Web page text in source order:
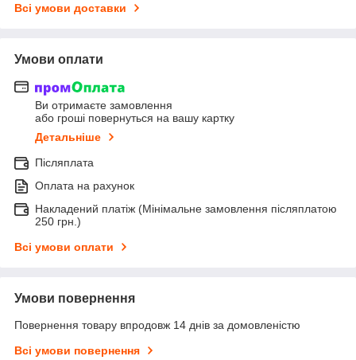
Всі умови доставки
Умови оплати
Ви отримаєте замовлення
або гроші повернуться на вашу картку
Детальніше
Післяплата
Оплата на рахунок
Накладений платіж (Мінімальне замовлення післяплатою
250 грн.)
Всі умови оплати
Умови повернення
Повернення товару впродовж 14 днів за домовленістю
Всі умови повернення